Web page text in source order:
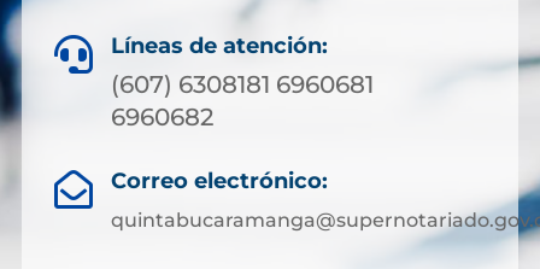
 Líneas de atención:
(607) 6308181 6960681
6960682
 Correo electrónico: